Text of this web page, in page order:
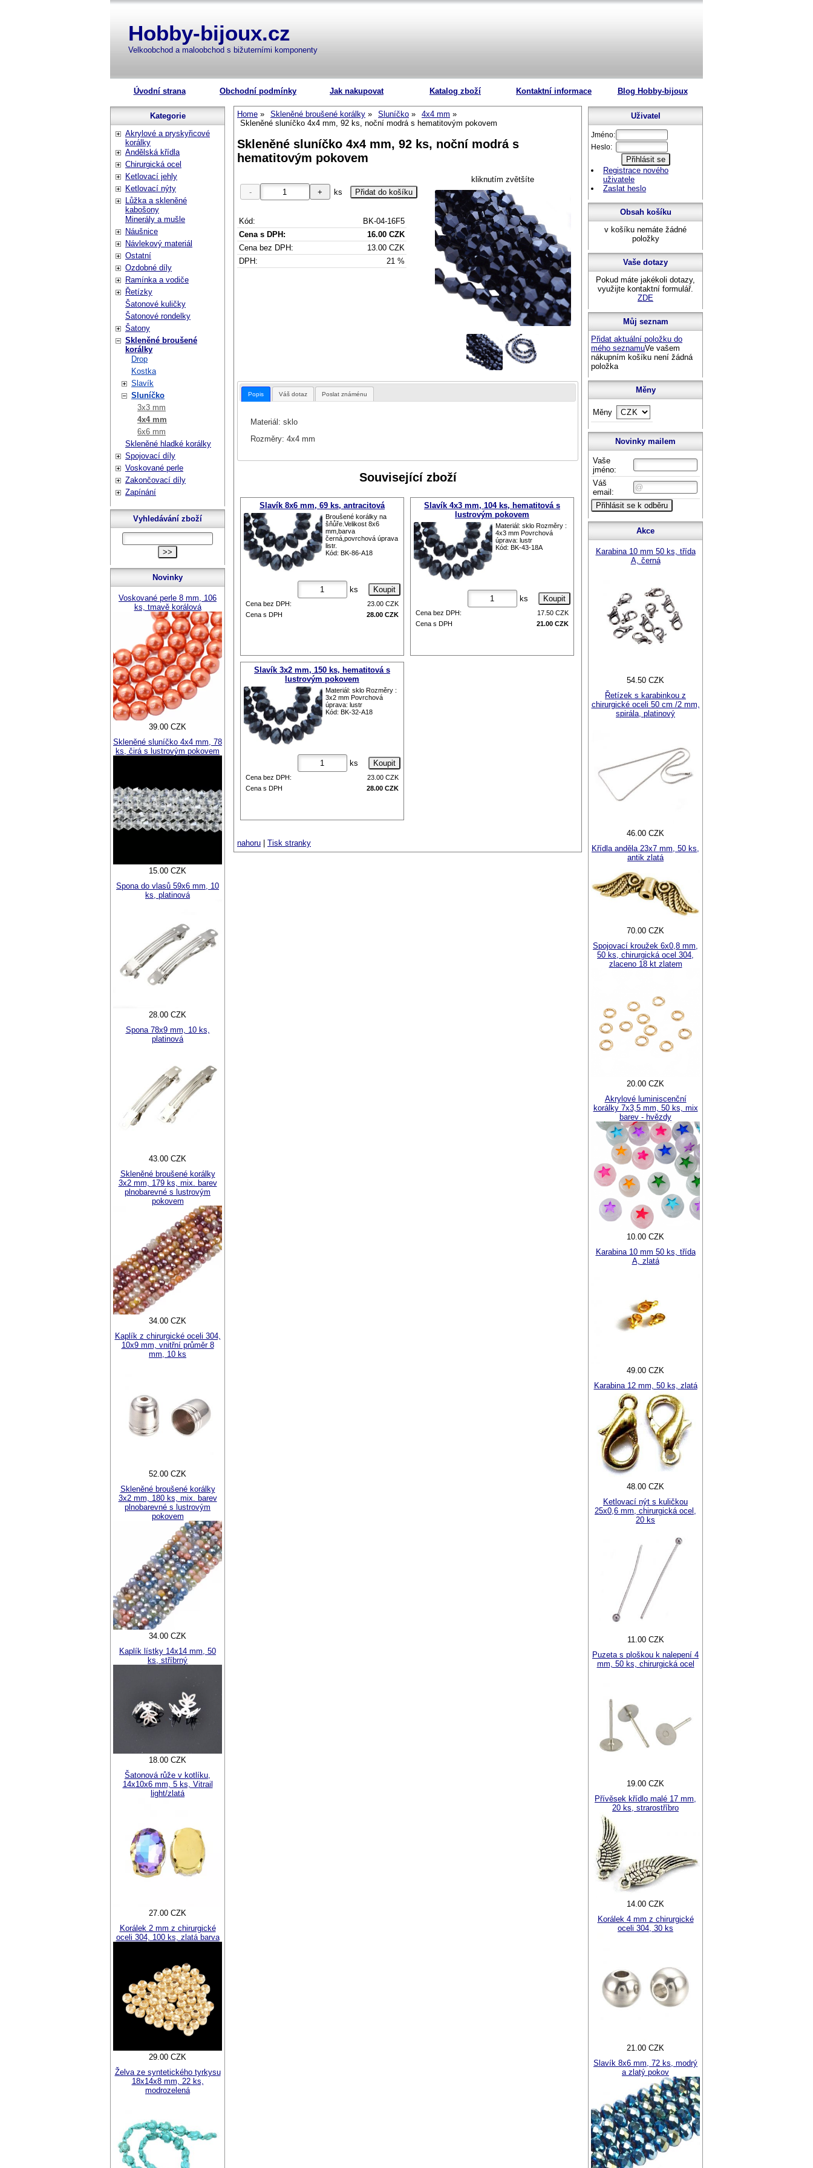
Hobby-bijoux.cz
Velkoobchod a maloobchod s bižuterními komponenty
Úvodní strana Obchodní podmínky Jak nakupovat Katalog zboží Kontaktní informace Blog Hobby-bijoux
Home Skleněné broušené korálky Sluníčko
4x4 mm
Skleněné sluníčko 4x4 mm, 92 ks, noční modrá s hematitovým pokovem
Skleněné sluníčko 4x4 mm, 92 ks, noční modrá s
hematitovým pokovem
kliknutím zvětšíte
ks
Kód:
BK-04-16F5
Cena s DPH:
16.00 CZK
Cena bez DPH:
13.00 CZK
DPH:
21 %
Popis Váš dotaz Poslat známénu
Materiál: sklo
Rozměry: 4x4 mm
Související zboží
Slavík 8x6 mm, 69 ks, antracitová
Broušené korálky na
šňůře.Velikost 8x6
mm,barva
černá,povrchová úprava
listr.
Kód: BK-86-A18
ks
Cena bez DPH: 23.00 CZK
Cena s DPH
28.00 CZK
Slavík 4x3 mm, 104 ks, hematitová s
lustrovým pokovem
Materiál: sklo Rozměry :
4x3 mm Povrchová
úprava: lustr
Kód: BK-43-18A
ks
Cena bez DPH: 17.50 CZK
Cena s DPH
21.00 CZK
Slavík 3x2 mm, 150 ks, hematitová s
lustrovým pokovem
Materiál: sklo Rozměry :
3x2 mm Povrchová
úprava: lustr
Kód: BK-32-A18
ks
Cena bez DPH: 23.00 CZK
Cena s DPH
28.00 CZK
nahoru Tisk stranky
Kategorie
Akrylové a pryskyřicové
korálky
Andělská křídla
Chirurgická ocel
Ketlovací jehly
Ketlovací nýty
Lůžka a skleněné
kabošony
Minerály a mušle
Náušnice
Návlekový materiál
Ostatní
Ozdobné díly
Ramínka a vodiče
Řetízky
Šatonové kuličky
Šatonové rondelky
Šatony
Skleněné broušené
korálky
Drop
Kostka
Slavík
Sluníčko
3x3 mm
4x4 mm
6x6 mm
Skleněné hladké korálky
Spojovací díly
Voskované perle
Zakončovací díly
Zapínání
Vyhledávání zboží
Novinky
Voskované perle 8 mm, 106
ks, tmavě korálová
39.00 CZK
Skleněné sluníčko 4x4 mm, 78
ks, čirá s lustrovým pokovem
15.00 CZK
Spona do vlasů 59x6 mm, 10
ks, platinová
28.00 CZK
Spona 78x9 mm, 10 ks,
platinová
43.00 CZK
Skleněné broušené korálky
3x2 mm, 179 ks, mix. barev
plnobarevné s lustrovým
pokovem
34.00 CZK
Kaplík z chirurgické oceli 304,
10x9 mm, vnitřní průměr 8
mm, 10 ks
52.00 CZK
Skleněné broušené korálky
3x2 mm, 180 ks, mix. barev
plnobarevné s lustrovým
pokovem
34.00 CZK
Kaplík lístky 14x14 mm, 50
ks, stříbrný
18.00 CZK
Šatonová růže v kotlíku,
14x10x6 mm, 5 ks, Vitrail
light/zlatá
27.00 CZK
Korálek 2 mm z chirurgické
oceli 304, 100 ks, zlatá barva
29.00 CZK
Želva ze syntetického tyrkysu
18x14x8 mm, 22 ks,
modrozelená
Uživatel
Jméno:
Heslo:
Registrace nového
uživatele
Zaslat heslo
Obsah košíku
v košíku nemáte žádné
položky
Vaše dotazy
Pokud máte jakékoli dotazy,
využijte kontaktní formulář.
ZDE
Můj seznam
Přidat aktuální položku do
mého seznamuVe vašem
nákupním košíku není žádná
položka
Měny
Měny
Novinky mailem
Vaše
jméno:
Váš
email:
Akce
Karabina 10 mm 50 ks, třída
A, černá
54.50 CZK
Řetízek s karabinkou z
chirurgické oceli 50 cm /2 mm,
spirála, platinový
46.00 CZK
Křídla anděla 23x7 mm, 50 ks,
antik zlatá
70.00 CZK
Spojovací kroužek 6x0,8 mm,
50 ks, chirurgická ocel 304,
zlaceno 18 kt zlatem
20.00 CZK
Akrylové luminiscenční
korálky 7x3,5 mm, 50 ks, mix
barev - hvězdy
10.00 CZK
Karabina 10 mm 50 ks, třída
A, zlatá
49.00 CZK
Karabina 12 mm, 50 ks, zlatá
48.00 CZK
Ketlovací nýt s kuličkou
25x0,6 mm, chirurgická ocel,
20 ks
11.00 CZK
Puzeta s ploškou k nalepení 4
mm, 50 ks, chirurgická ocel
19.00 CZK
Přívěsek křídlo malé 17 mm,
20 ks, strarostříbro
14.00 CZK
Korálek 4 mm z chirurgické
oceli 304, 30 ks
21.00 CZK
Slavík 8x6 mm, 72 ks, modrý
a zlatý pokov